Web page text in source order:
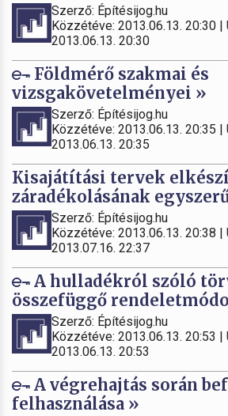
Szerző: Építésijog.hu
Közzétéve: 2013.06.13. 20:30
2013.06.13. 20:30
Földmérő szakmai és
vizsgakövetelményei »
Szerző: Építésijog.hu
Közzétéve: 2013.06.13. 20:35
2013.06.13. 20:35
Kisajátítási tervek
záradékolásának
Szerző: Építésijog.hu
Közzétéve: 2013.06.13. 20:38
2013.07.16. 22:37
A hulladékról szóló
összefüggő
Szerző: Építésijog.hu
Közzétéve: 2013.06.13. 20:53
2013.06.13. 20:53
A végrehajtás során
felhasználása »